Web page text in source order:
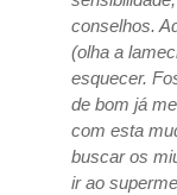
conselhos.
(olha a
esquecer.
de bom já
com esta
buscar os
ir ao